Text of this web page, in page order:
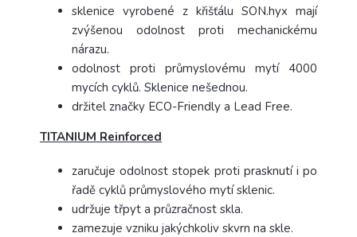
sklenice vyrobené z křišťálu SON.hyx mají
zvýšenou odolnost proti mechanickému
nárazu.
odolnost proti průmyslovému mytí 4000
mycích cyklů. Sklenice nešednou.
držitel značky ECO-Friendly a Lead Free.
TITANIUM Reinforced
zaručuje odolnost stopek proti prasknutí i po
řadě cyklů průmyslového mytí sklenic.
udržuje třpyt a průzračnost skla.
zamezuje vzniku jakýchkoliv skvrn na skle.